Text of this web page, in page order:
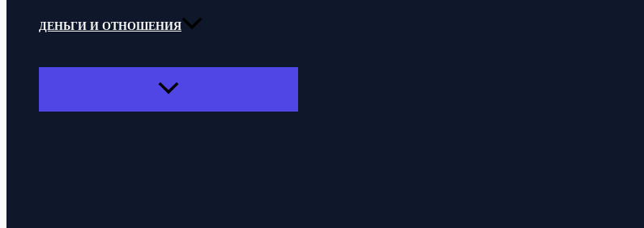
ДЕНЬГИ И ОТНОШЕНИЯ
ПЕРЕКЛЮЧАТЕЛЬ